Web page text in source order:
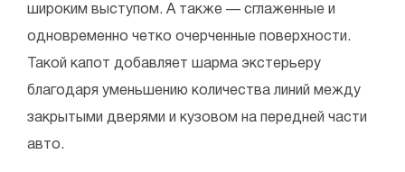
широким выступом. А также — сглаженные и
одновременно четко очерченные поверхности.
Такой капот добавляет шарма экстерьеру
благодаря уменьшению количества линий между
закрытыми дверями и кузовом на передней части
авто.